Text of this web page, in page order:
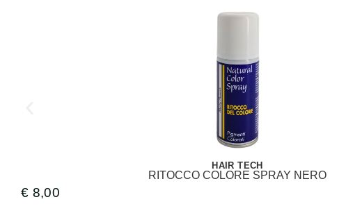
HAIR TECH
RITOCCO COLORE SPRAY NERO
€ 8,00